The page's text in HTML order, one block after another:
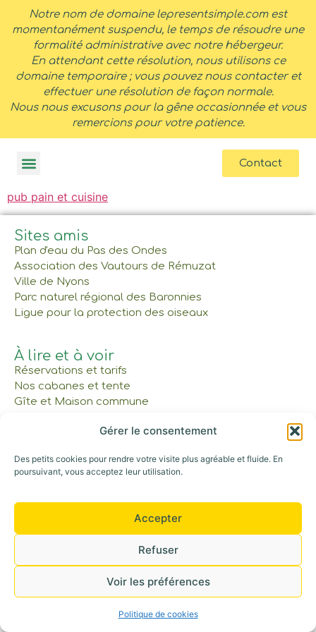
Gérer le consentement
Des petits cookies pour rendre votre visite plus agréable et fluide. En
poursuivant, vous acceptez leur utilisation.
Accepter
Refuser
Voir les préférences
Politique de cookies
principalNotre nom de domaine lepresentsimple.com est
momentanément suspendu, le temps de résoudre une
formalité administrative avec notre hébergeur.
En attendant cette résolution, nous utilisons ce
domaine temporaire ; vous pouvez nous contacter et
effectuer une résolution de façon normale.
Nous nous excusons pour la gêne occasionnée et vous
remercions pour votre patience.
Contact
pub pain et cuisine
Sites amis
Plan d'eau du Pas des Ondes
Association des Vautours de Rémuzat
Ville de Nyons
Parc naturel régional des Baronnies
Ligue pour la protection des oiseaux
À lire et à voir
Réservations et tarifs
Nos cabanes et tente
Gîte et Maison commune
Appelez-nous au : 06 42 30 53 52
©+2026 Tous droits réservés